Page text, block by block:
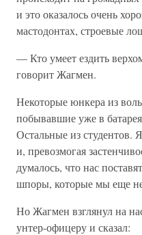
и это оказалось очень
мастодонтах, строевые
— Кто умеет ездить
говорит Жагмен.
Некоторые юнкера из
побывавшие уже в
Остальные из студентов.
и, превозмогая
думалось, что нас
шпоры, которые мы еще
Но Жагмен взглянул на
унтер-офицеру и сказал: